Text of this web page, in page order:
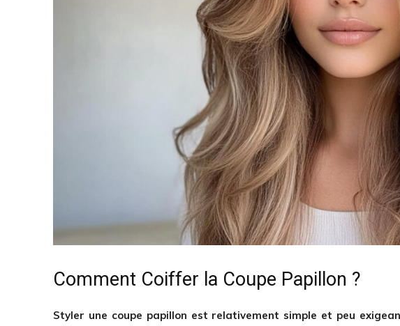
Comment Coiffer la Coupe Papillon ?
Styler une coupe papillon est relativement simple et peu